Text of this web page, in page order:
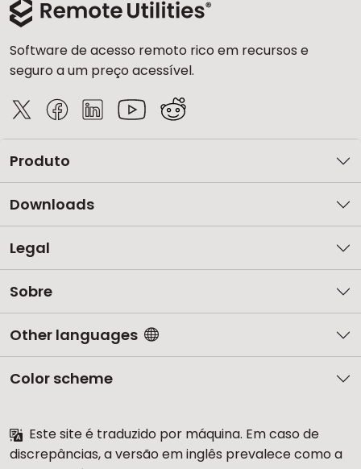
Software de acesso remoto rico em recursos e
seguro a um preço acessível.
Produto
Downloads
Legal
Sobre
Other languages
Color scheme
Este site é traduzido por máquina. Em caso de
discrepâncias, a versão em inglês prevalece como a